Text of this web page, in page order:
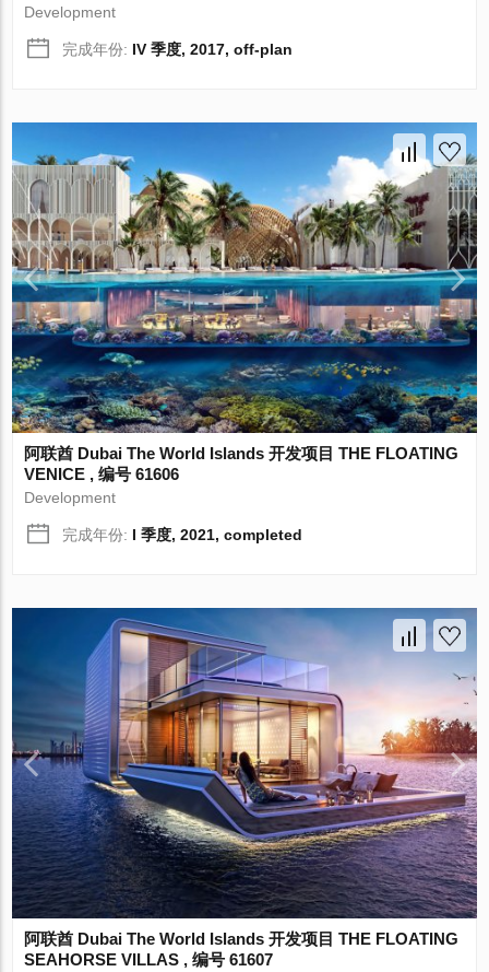
Development
完成年份: IV 季度, 2017, off-plan
阿联酋 Dubai The World Islands 开发项目 THE FLOATING
VENICE , 编号 61606
Development
完成年份: I 季度, 2021, completed
阿联酋 Dubai The World Islands 开发项目 THE FLOATING
SEAHORSE VILLAS , 编号 61607